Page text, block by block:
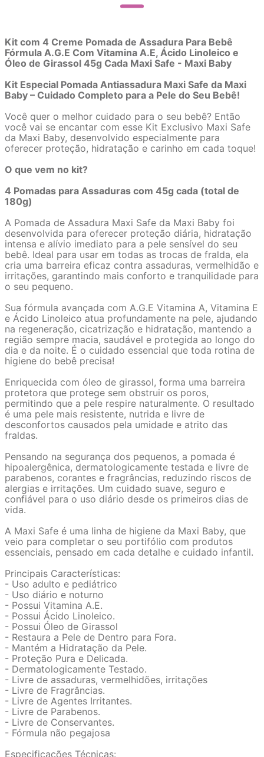
Kit com 4 Creme Pomada de Assadura Para Bebê
Fórmula A.G.E Com Vitamina A.E, Ácido Linoleico e
Óleo de Girassol 45g Cada Maxi Safe - Maxi Baby
Kit Especial Pomada Antiassadura Maxi Safe da Maxi
Baby – Cuidado Completo para a Pele do Seu Bebê!
Você quer o melhor cuidado para o seu bebê? Então
você vai se encantar com esse Kit Exclusivo Maxi Safe
da Maxi Baby, desenvolvido especialmente para
oferecer proteção, hidratação e carinho em cada toque!
O que vem no kit?
4 Pomadas para Assaduras com 45g cada (total de
180g)
A Pomada de Assadura Maxi Safe da Maxi Baby foi
desenvolvida para oferecer proteção diária, hidratação
intensa e alívio imediato para a pele sensível do seu
bebê. Ideal para usar em todas as trocas de fralda, ela
cria uma barreira eficaz contra assaduras, vermelhidão e
irritações, garantindo mais conforto e tranquilidade para
o seu pequeno.
Sua fórmula avançada com A.G.E Vitamina A, Vitamina E
e Ácido Linoleico atua profundamente na pele, ajudando
na regeneração, cicatrização e hidratação, mantendo a
região sempre macia, saudável e protegida ao longo do
dia e da noite. É o cuidado essencial que toda rotina de
higiene do bebê precisa!
Enriquecida com óleo de girassol, forma uma barreira
protetora que protege sem obstruir os poros,
permitindo que a pele respire naturalmente. O resultado
é uma pele mais resistente, nutrida e livre de
desconfortos causados pela umidade e atrito das
fraldas.
Pensando na segurança dos pequenos, a pomada é
hipoalergênica, dermatologicamente testada e livre de
parabenos, corantes e fragrâncias, reduzindo riscos de
alergias e irritações. Um cuidado suave, seguro e
confiável para o uso diário desde os primeiros dias de
vida.
A Maxi Safe é uma linha de higiene da Maxi Baby, que
veio para completar o seu portifólio com produtos
essenciais, pensado em cada detalhe e cuidado infantil.
Principais Características:
- Uso adulto e pediátrico
- Uso diário e noturno
- Possui Vitamina A.E.
- Possui Ácido Linoleico.
- Possui Óleo de Girassol
- Restaura a Pele de Dentro para Fora.
- Mantém a Hidratação da Pele.
- Proteção Pura e Delicada.
- Dermatologicamente Testado.
- Livre de assaduras, vermelhidões, irritações
- Livre de Fragrâncias.
- Livre de Agentes Irritantes.
- Livre de Parabenos.
- Livre de Conservantes.
- Fórmula não pegajosa
Especificações Técnicas: